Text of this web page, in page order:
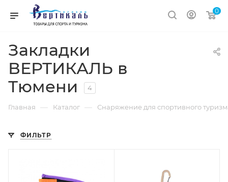
0
Закладки
ВЕРТИКАЛЬ в
Тюмени
4
Главная — Каталог — Снаряжение для спортивного
ФИЛЬТР